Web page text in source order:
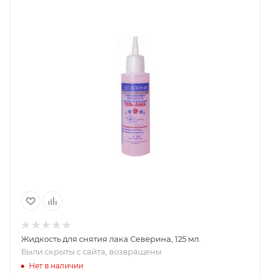
Жидкость для снятия лака Северина, 125 мл.
Были скрыты с сайта, возвращены
Нет в наличии